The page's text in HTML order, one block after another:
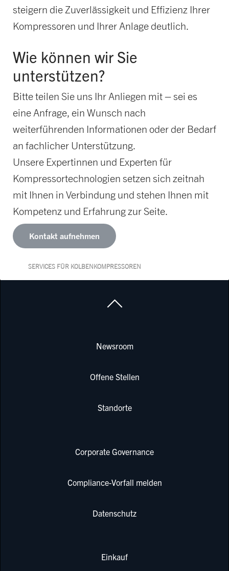
steigern die Zuverlässigkeit und Effizienz Ihrer
Kompressoren und Ihrer Anlage deutlich.
Wie können wir Sie
unterstützen?
Bitte teilen Sie uns Ihr Anliegen mit – sei es
eine Anfrage, ein Wunsch nach
weiterführenden Informationen oder der Bedarf
an fachlicher Unterstützung.
Unsere Expertinnen und Experten für
Kompressortechnologien setzen sich zeitnah
mit Ihnen in Verbindung und stehen Ihnen mit
Kompetenz und Erfahrung zur Seite.
Kontakt aufnehmen
SERVICES FÜR KOLBENKOMPRESSOREN
Newsroom
Offene Stellen
Standorte
Corporate Governance
Compliance-Vorfall melden
Datenschutz
Einkauf